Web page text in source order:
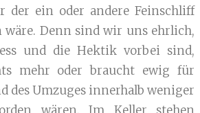
der ein oder andere Feinschliff
wäre. Denn sind wir uns ehrlich,
und die Hektik vorbei sind,
mehr oder braucht ewig für
des Umzuges innerhalb weniger